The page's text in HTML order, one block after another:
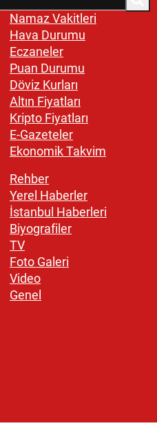
Namaz Vakitleri
Hava Durumu
Eczaneler
Puan Durumu
Döviz Kurları
Altın Fiyatları
Kripto Fiyatları
E-Gazeteler
Ekonomik Takvim
Rehber
Yerel Haberler
İstanbul Haberleri
Biyografiler
TV
Foto Galeri
Video
Genel